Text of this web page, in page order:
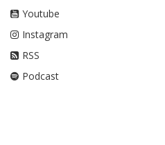
Youtube
Instagram
RSS
Podcast